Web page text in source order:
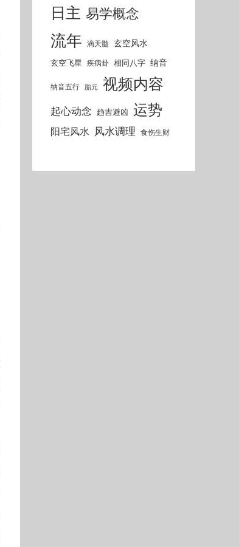
日主 易学概念
流年 滴天髓 玄空风水
玄空飞星 疾病卦 相同八字 纳音
纳音五行 胎元 视频内容
起心动念 趋吉避凶 运势
阳宅风水 风水调理 食伤生财